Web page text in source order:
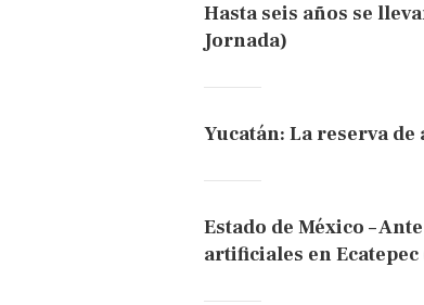
Hasta seis años se
Jornada)
Yucatán: La reserva
Estado de México –
artificiales en Ecatepec